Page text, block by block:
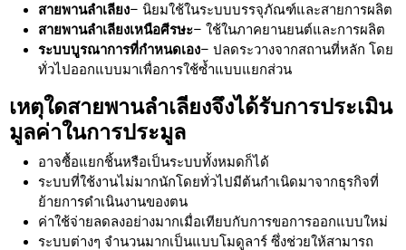
สายพานลำเลียง– นิยมใช้ในระบบบรรจุภัณฑ์และสายการผลิต
สายพานลำเลียงเหนือศีรษะ– ใช้ในภาคยานยนต์และการผลิต
ระบบบูรณาการที่กำหนดเอง– ปลดระวางจากสถานที่หลัก โดย
ทั่วไปออกแบบมาเพื่อการใช้ซ้ำแบบแยกส่วน
เหตุใดสายพานลำเลียงจึงได้รับการประเมิน
มูลค่าในการประมูล
อาจซื้อแยกชิ้นหรือเป็นระบบทั้งหมดก็ได้
ระบบที่ใช้งานไม่มากนักโดยทั่วไปมีต้นกำเนิดมาจากธุรกิจที่
ย้ายการดำเนินงานของตน
ค่าใช้จ่ายลดลงอย่างมากเมื่อเทียบกับการขอการออกแบบใหม่
ระบบต่างๆ จำนวนมากเป็นแบบโมดูลาร์ ซึ่งช่วยให้สามารถ